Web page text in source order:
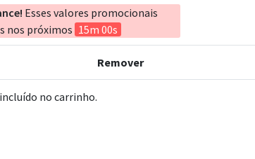
Esses valores promocionais
nos próximos 15m 00s
Remover
no carrinho.